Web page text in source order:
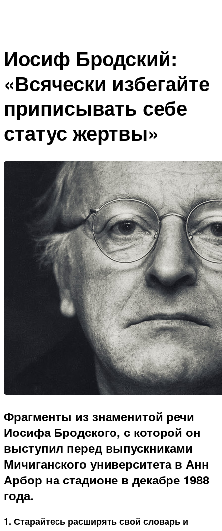
Иосиф Бродский:
«Всячески избегайте
приписывать себе
статус жертвы»
Фрагменты из знаменитой речи
Иосифа Бродского, с которой он
выступил перед выпускниками
Мичиганского университета в Анн
Арбор на стадионе в декабре 1988
года.
1. Старайтесь расширять свой словарь и